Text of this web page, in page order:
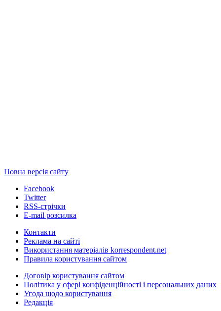
Повна версія сайту
Facebook
Twitter
RSS-стрічки
E-mail розсилка
Контакти
Реклама на сайті
Використання матеріалів korrespondent.net
Правила користування сайтом
Договір користування сайтом
Політика у сфері конфіденційності і персональних даних
Угода щодо користування
Редакція